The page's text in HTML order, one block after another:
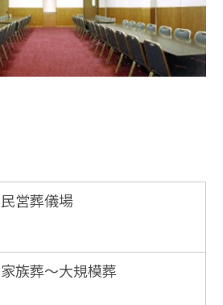
民営葬儀場
家族葬〜大規模葬